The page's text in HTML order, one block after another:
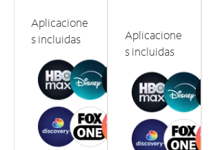
Aplicacione
s incluidas
Aplicacione
s incluidas